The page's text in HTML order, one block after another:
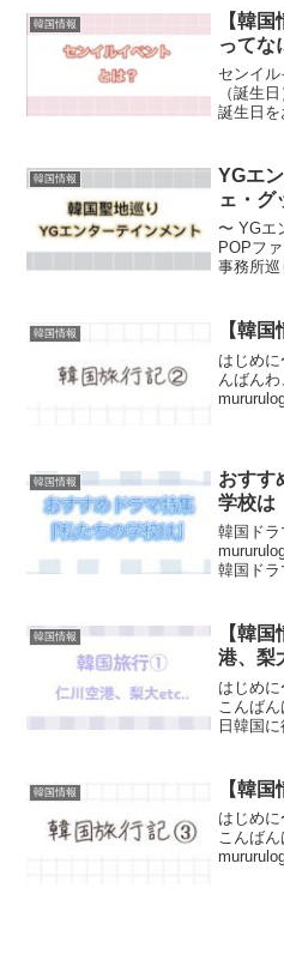
センイ
（誕生
誕生日
た。ア
祝いし
さんをお
あり、
韓国情報
YGエ
〜 YGエ
POPフ
事務所
属する
その中
韓国情報 【韓国
新中!!関
で、良
ージでは
あるの
韓国ド
韓国ドラ
韓国ドラ
か話を
す！1話
思います
韓国情報
【韓国
はじめ
こんば
日韓国に
記事とな
ぎるの
きます
もご紹介
韓国情報 【韓国
新中!!ペ
ります
い。今回
市場やK-